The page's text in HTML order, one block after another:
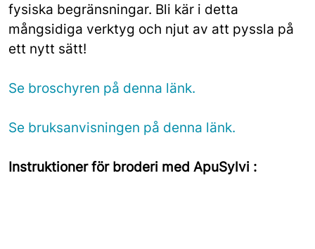
fysiska begränsningar. Bli kär i detta
mångsidiga verktyg och njut av att pyssla på
ett nytt sätt!
Se broschyren på denna länk.
Se bruksanvisningen på denna länk.
Instruktioner för broderi med ApuSylvi :